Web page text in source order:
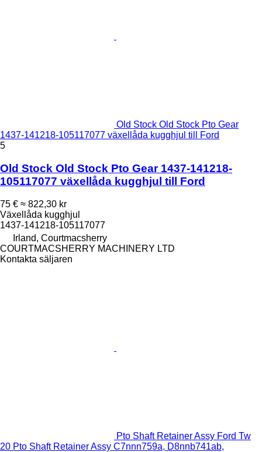
Old Stock Old Stock Pto Gear
1437-141218-105117077 växellåda kugghjul till Ford
5
Old Stock Old Stock Pto Gear 1437-141218-
105117077 växellåda kugghjul till Ford
75 € ≈ 822,30 kr
Växellåda kugghjul
1437-141218-105117077
Irland, Courtmacsherry
COURTMACSHERRY MACHINERY LTD
Kontakta säljaren
Pto Shaft Retainer Assy Ford Tw
20 Pto Shaft Retainer Assy C7nnn759a, D8nnb741ab,